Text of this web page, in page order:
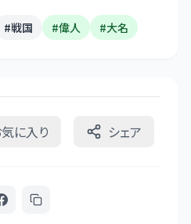
#戦国 #偉人 #大名
に入り シェア